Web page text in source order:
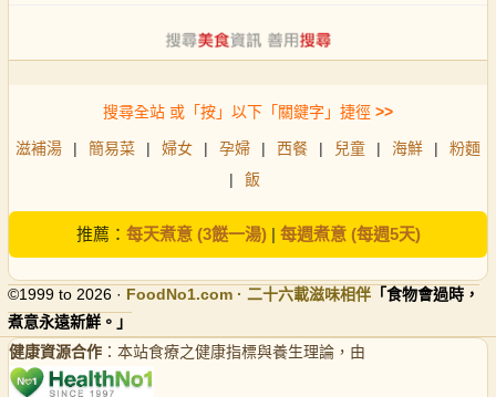
搜尋全站 或「按」以下「關鍵字」捷徑 >>
滋補湯 | 簡易菜 | 婦女 | 孕婦 | 西餐 | 兒童 | 海鮮 |
粉麵
|
飯
推薦： 每天煮意 (3餸一湯)| 每週煮意 (每週5天)
©1999 to 2026 · FoodNo1.com · 二十六載滋味相伴 「食物會過時，
煮意永遠新鮮。」
健康資源合作 ：本站食療之健康指標與養生理論，由